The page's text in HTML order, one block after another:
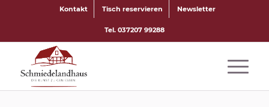
Kontakt Tisch reservieren Newsletter
Tel. 037207 99288